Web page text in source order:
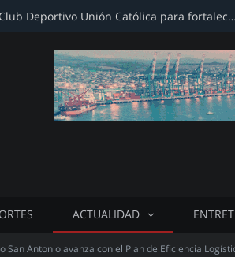
Firman convenio con Club Deportivo Unión Católica para fortalecer infraestructura deportiva
ACTUALIDAD
San Antonio avanza con el Plan de Eficiencia